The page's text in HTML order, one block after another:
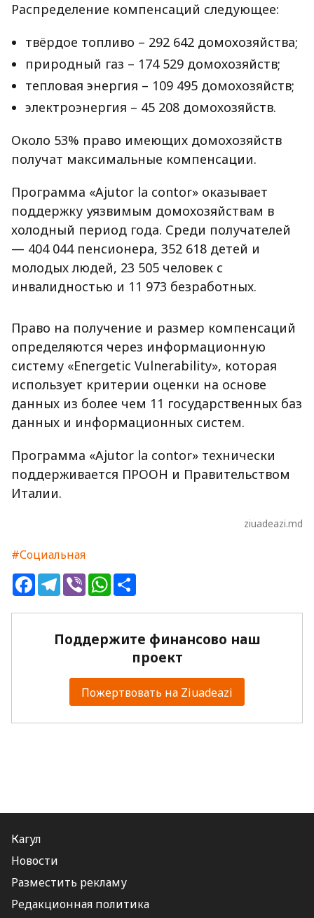
Распределение компенсаций следующее:
твёрдое топливо – 292 642 домохозяйства;
природный газ – 174 529 домохозяйств;
тепловая энергия – 109 495 домохозяйств;
электроэнергия – 45 208 домохозяйств.
Около 53% право имеющих домохозяйств
получат максимальные компенсации.
Программа «Ajutor la contor» оказывает
поддержку уязвимым домохозяйствам в
холодный период года. Среди получателей
— 404 044 пенсионера, 352 618 детей и
молодых людей, 23 505 человек с
инвалидностью и 11 973 безработных.
Право на получение и размер компенсаций
определяются через информационную
систему «Energetic Vulnerability», которая
использует критерии оценки на основе
данных из более чем 11 государственных баз
данных и информационных систем.
Программа «Ajutor la contor» технически
поддерживается ПРООН и Правительством
Италии.
ziuadeazi.md
#Социальная
FacebookTelegram
ViberWhatsApp
Поддержите финансово наш
проект
Пожертвовать на Ziuadeazi
Кагул
Новости
Разместить рекламу
Редакционная политика